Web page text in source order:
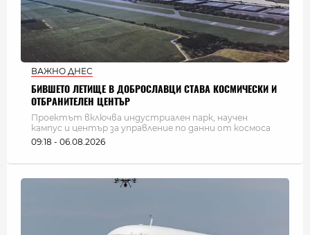
ВАЖНО ДНЕС
БИВШЕТО ЛЕТИЩЕ В ДОБРОСЛАВЦИ СТАВА КОСМИЧЕСКИ И
ОТБРАНИТЕЛЕН ЦЕНТЪР
Проектът включва индустриален парк, научен
кампус и център за управление по данни от космоса
09:18 - 06.08.2026